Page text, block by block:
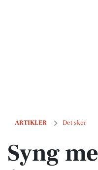
ARTIKLER Det sker
Syng med under åben
Syng